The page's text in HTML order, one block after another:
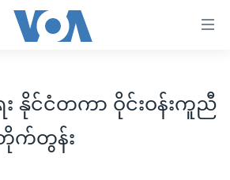
နိုင်ငံတကာ ဝိုင်းဝန်းကူညီ
တိုက်တွန်း